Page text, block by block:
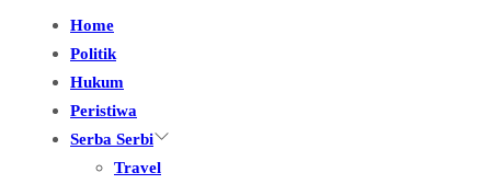
Home
Politik
Hukum
Peristiwa
Serba Serbi
Travel